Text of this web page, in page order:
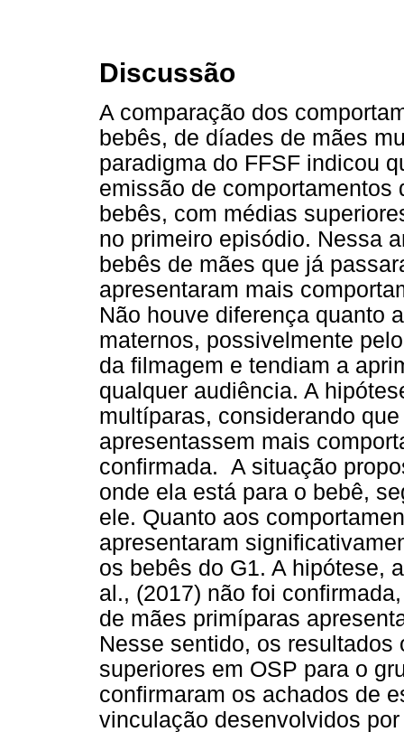
Discussão
A comparação dos
bebês, de díades de mães
paradigma do FFSF indicou
emissão de
bebês, com médias
no primeiro episódio. Nessa
bebês de mães que já
apresentaram mais
Não houve diferença quanto
maternos, possivelmente
da filmagem e tendiam a
qualquer audiência. A
multíparas, considerando
apresentassem mais
confirmada. A situação
onde ela está para o bebê,
ele. Quanto aos
apresentaram
os bebês do G1. A hipótese,
al., (2017) não foi
de mães primíparas
Nesse sentido, os
superiores em OSP para o
confirmaram os achados de
vinculação desenvolvidos